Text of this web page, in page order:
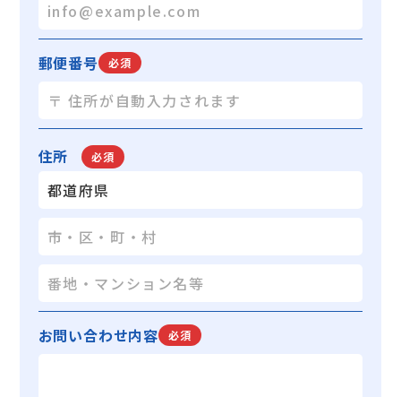
郵便番号 必須
お問い合わせ内容 必須